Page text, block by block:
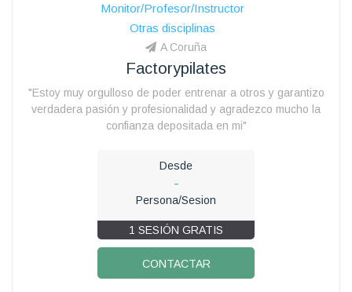
Monitor/Profesor/Instructor
Otras disciplinas
A Coruña
Factorypilates
"Estoy muy orgulloso de poder entrenar a otros y garantizo
verdadera pasión y profesionalidad y agradezco mucho la
confianza depositada en mi"
Desde
-
Persona/Sesion
1 SESIÓN GRATIS
CONTACTAR